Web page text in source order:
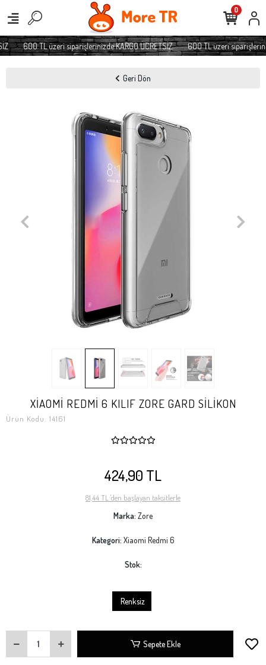
600 TL üzeri siparişlerinizde KARGO ÜCRETSİZ 600 TL üzeri
0
Geri Dön
XİAOMİ REDMİ 6 KILIF ZORE GARD SİLİKON
Ürün Kodu: 14161
424,90 TL
81,44 TL 'den başlayan taksitlerle
Marka: Zore
Kategori: Xiaomi Redmi 6
Stok:
Renksiz
Sepete Ekle